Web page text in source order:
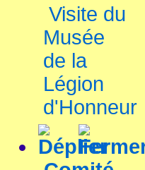
Visite du
Musée
de la
Légion
d'Honneur